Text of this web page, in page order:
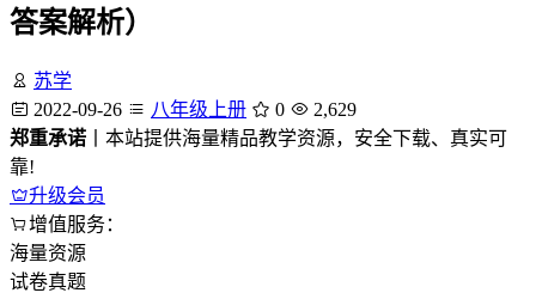
答案解析）
苏学
2022-09-26
八年级上册 0
2,629
郑重承诺 丨本站提供海量精品教学资源，安全下载、真实可
靠!
升级会员
增值服务：
海量资源
试卷真题